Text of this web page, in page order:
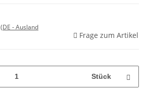
(DE - Ausland
Frage zum Artikel
Stück